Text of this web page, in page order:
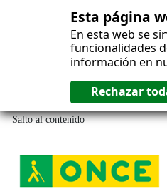
Esta página
En esta web se
funcionalidades
información en
Salto al contenido